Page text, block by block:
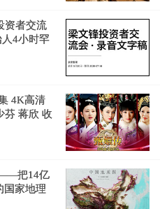
资者交流
人4小时罕
4K高清
芬 蒋欣 收
——把14亿
国家地理